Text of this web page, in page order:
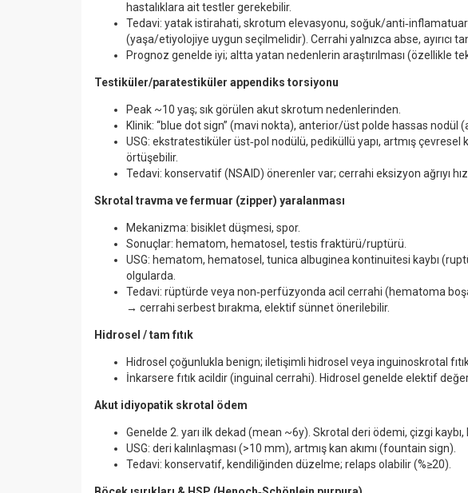
hastalıklara ait testler gerekebilir.
Tedavi: yatak istirahati, skrotum elevasyonu, soğuk/
(yaşa/etiyolojiye uygun seçilmelidir). Cerrahi yalnızca abse, ayırıcı
Prognoz genelde iyi; altta yatan nedenlerin araştırılması (özellikle
Testikü ler/paratestikü ler append iks torsiyonu
Peak ~10 yaş; sık görülen akut skrotum nedenlerinden.
Klinik: “blue dot sign” (mavi nokta), anterior/üst polde hassas nodül
USG: ekstratestiküler üst‑pol nodülü, pediküllü yapı, artmış çevresel
örtüşebilir.
Tedavi: konservatif (NSAID) önerenler var; cerrahi eksizyon ağrıyı
Skrotal travma ve fermuar (zipper) yaralanması
Mekanizma: bisiklet düşmesi, spor.
Sonuçlar: hematom, hematosel, testis fraktürü/ruptürü.
USG: hematom, hematosel, tunica albuginea kontinuitesi kaybı
olgularda.
Tedavi: rüptürde veya non‑perfüzyonda acil cerrahi (hematoma
→ cerrahi serbest bırakma, elektif sünnet önerilebilir.
Hidrosel / tam fıtık
Hidrosel çoğunlukla benign; iletişimli hidrosel veya inguinoskrotal
İnkarsere fıtık acildir (inguinal cerrahi). Hidrosel genelde elektif
Akut idiyopatik skrotal ödem
Genelde 2. yarı ilk dekad (mean ~6y). Skrotal deri ödemi, çizgi kaybı,
USG: deri kalınlaşması (>10 mm), artmış kan akımı (fountain sign).
Tedavi: konservatif, kendiliğinden düzelme; relaps olabilir (%≥20).